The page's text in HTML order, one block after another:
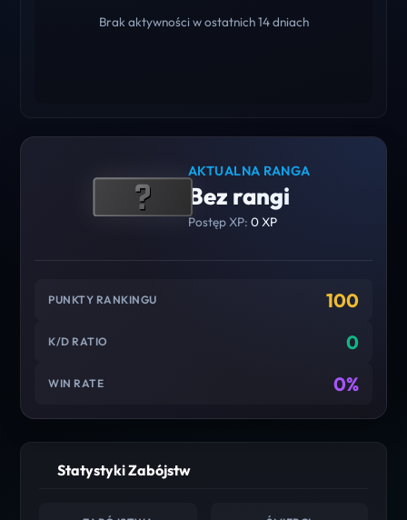
Brak aktywności w ostatnich 14 dniach
AKTUALNA RANGA
Bez rangi
Postęp XP: 0 XP
PUNKTY RANKINGU 100
K/D RATIO 0
WIN RATE 0%
Statystyki Zabójstw